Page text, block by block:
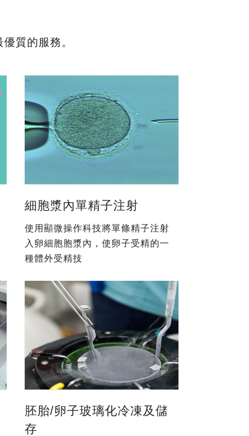
質的服務。
細胞漿內單精子注射
使用顯微操作科技將單條精子注射
入卵細胞胞漿內，使卵子受精的一
種體外受精技
胚胎/卵子玻璃化冷凍及儲
存